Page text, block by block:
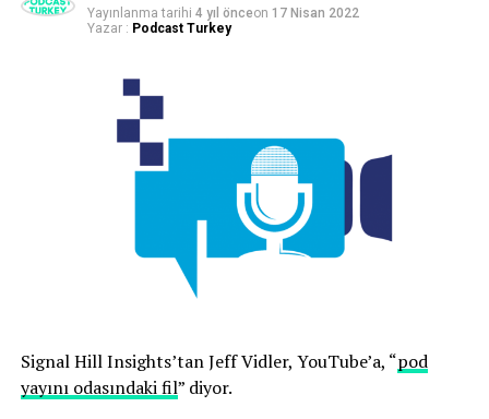
Yayınlanma tarihi 4 yıl önceon 17 Nisan 2022
Yazar : Podcast Turkey
Signal Hill Insights’tan Jeff Vidler, YouTube’a, “pod
yayını odasındaki fil” diyor.